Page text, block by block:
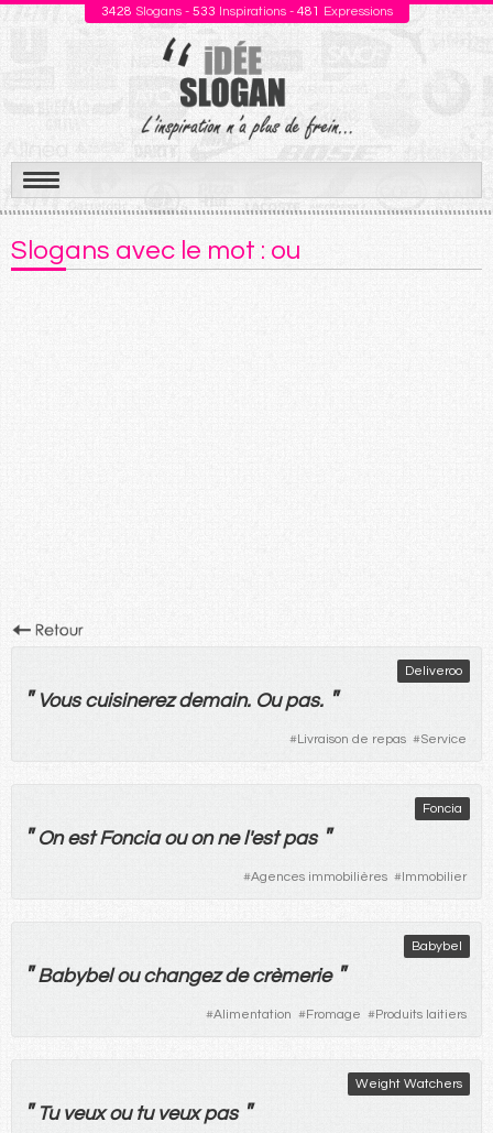
3428 Slogans - 533 Inspirations - 481 Expressions
Aller
au
contenu
Slogans avec le mot : ou
Deliveroo
" Vous cuisinerez demain. Ou pas. "
#Livraison de repas #Service
Foncia
" On estFonciaou on nel'est pas "
#Agences immobilières #Immobilier
Babybel
"Babybelou changez de crèmerie "
#Alimentation #Fromage #Produits laitiers
Weight Watchers
" Tu veux ou tu veux pas "